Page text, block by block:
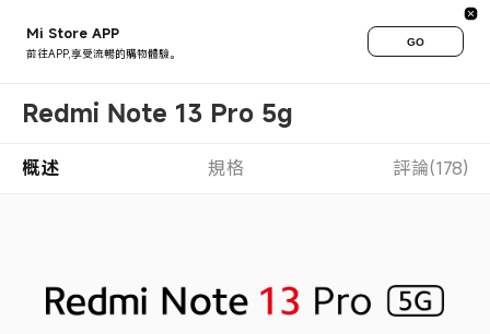
Mi Store APP
前往APP,享受流暢的購物體驗。
GO
Redmi Note 13 Pro 5g
概述 規格 評論(178)